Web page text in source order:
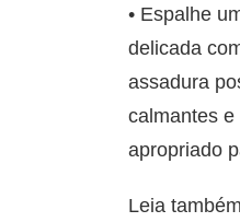
• Espalhe
delicada
assadura
calmantes
apropriado
Leia